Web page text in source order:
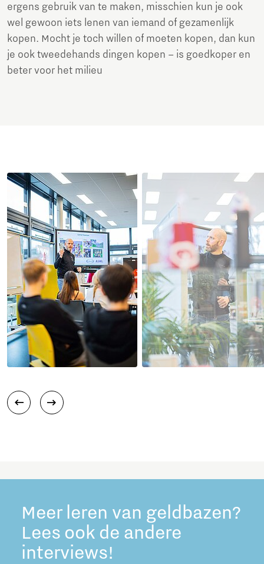
ergens gebruik van te maken, misschien kun je ook
wel gewoon iets lenen van iemand of gezamenlijk
kopen. Mocht je toch willen of moeten kopen, dan kun
je ook tweedehands dingen kopen – is goedkoper en
beter voor het milieu
Meer leren van geldbazen?
Lees ook de andere
interviews!